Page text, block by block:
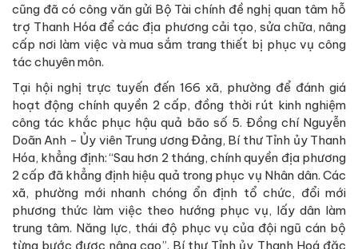
cũng đã có công văn gửi Bộ Tài chính đề nghị quan tâm hỗ
trợ Thanh Hóa để các địa phương cải tạo, sửa chữa, nâng
cấp nơi làm việc và mua sắm trang thiết bị phục vụ công
tác chuyên môn.
Tại hội nghị trực tuyến đến 166 xã, phường để đánh giá
hoạt động chính quyền 2 cấp, đồng thời rút kinh nghiệm
công tác khắc phục hậu quả bão số 5. Đồng chí Nguyễn
Doãn Anh - Ủy viên Trung ương Đảng, Bí thư Tỉnh ủy Thanh
Hóa, khẳng định: “Sau hơn 2 tháng, chính quyền địa phương
2 cấp đã khẳng định hiệu quả trong phục vụ Nhân dân. Các
xã, phường mới nhanh chóng ổn định tổ chức, đổi mới
phương thức làm việc theo hướng phục vụ, lấy dân làm
trung tâm. Năng lực, thái độ phục vụ của đội ngũ cán bộ
từng bước được nâng cao”. Bí thư Tỉnh ủy Thanh Hoá đặc